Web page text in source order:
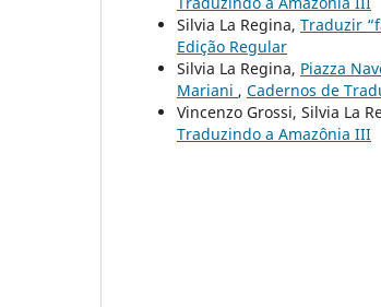
Silvia La Regina, Traduzir
Edição Regular
Silvia La Regina, Piazza
Mariani , Cadernos de
Vincenzo Grossi, Silvia La
Traduzindo a Amazônia III